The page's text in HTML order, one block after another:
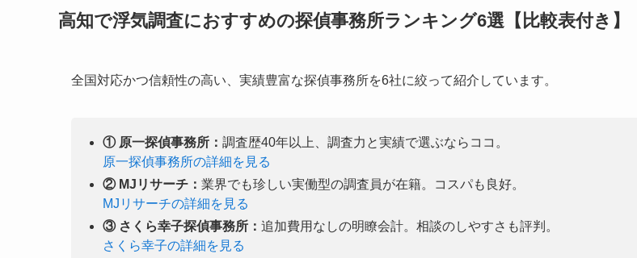
高知で浮気調査におすすめの探偵事務所ランキング6選【比較表付き】
全国対応かつ信頼性の高い、実績豊富な探偵事務所を6社に絞って紹介しています。
① 原一探偵事務所： 調査歴40年以上、調査力と実績で選ぶならココ。
原一探偵事務所の詳細を見る
② MJリサーチ： 業界でも珍しい実働型の調査員が在籍。コスパも良好。
MJリサーチの詳細を見る
③ さくら幸子探偵事務所： 追加費用なしの明瞭会計。相談のしやすさも評判。
さくら幸子の詳細を見る